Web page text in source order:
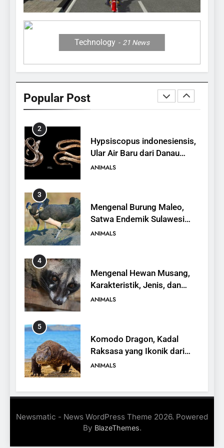
Technology 21 News
Popular Post
12 Fakta Memukau dari
Jerapah
ANIMALS
1
Antelope, Si Antelop
2
Hypsiscopus indonesiensis,
Ular Air Baru dari Danau
Towuti
ANIMALS
3
Mengenal Burung Maleo,
Satwa Endemik Sulawesi
yang Terancam Punah
ANIMALS
4
Mengenal Hewan Musang,
Karakteristik, Jenis, dan
Peran dalam Ekosistem
ANIMALS
5
Komodo Dragon, Kadal
Raksasa yang Ikonik dari
Indonesia
ANIMALS
6
Emas, Penemuan Baru di
Dunia Satwa
ANIMALS
Newsmatic - News WordPress Theme 2026. Powered
By BlazeThemes.